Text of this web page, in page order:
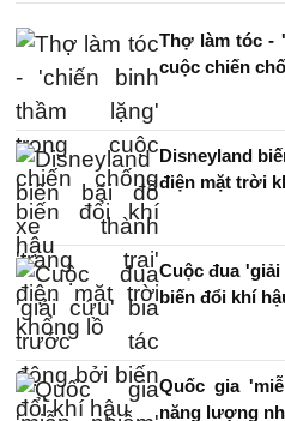
Thợ làm tóc -
cuộc chiến
Disneyland
điện mặt trời
Cuộc đua
biến đổi khí
Quốc gia
năng lượng